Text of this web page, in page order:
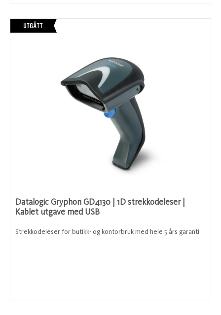
Datalogic Gryphon GD4130 | 1D strekkodeleser |
Kablet utgave med USB
Strekkodeleser for butikk- og kontorbruk med hele 5 års garanti.